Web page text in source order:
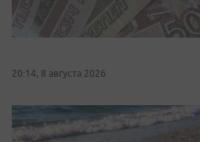
20:14, 8 августа 2026